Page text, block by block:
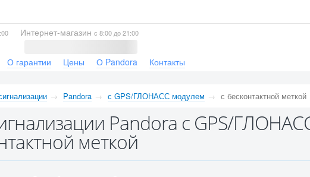
Интернет-магазин с 8:00 до 21:00
О гарантии Цены О Pandora Контакты
Pandora с GPS/ГЛОНАСС модулем с бесконтактной меткой
Pandora с GPS/
меткой